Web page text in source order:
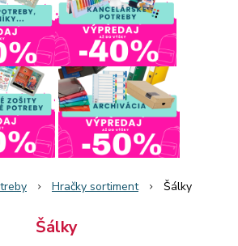
Hračky sortiment Šálky
Šálky